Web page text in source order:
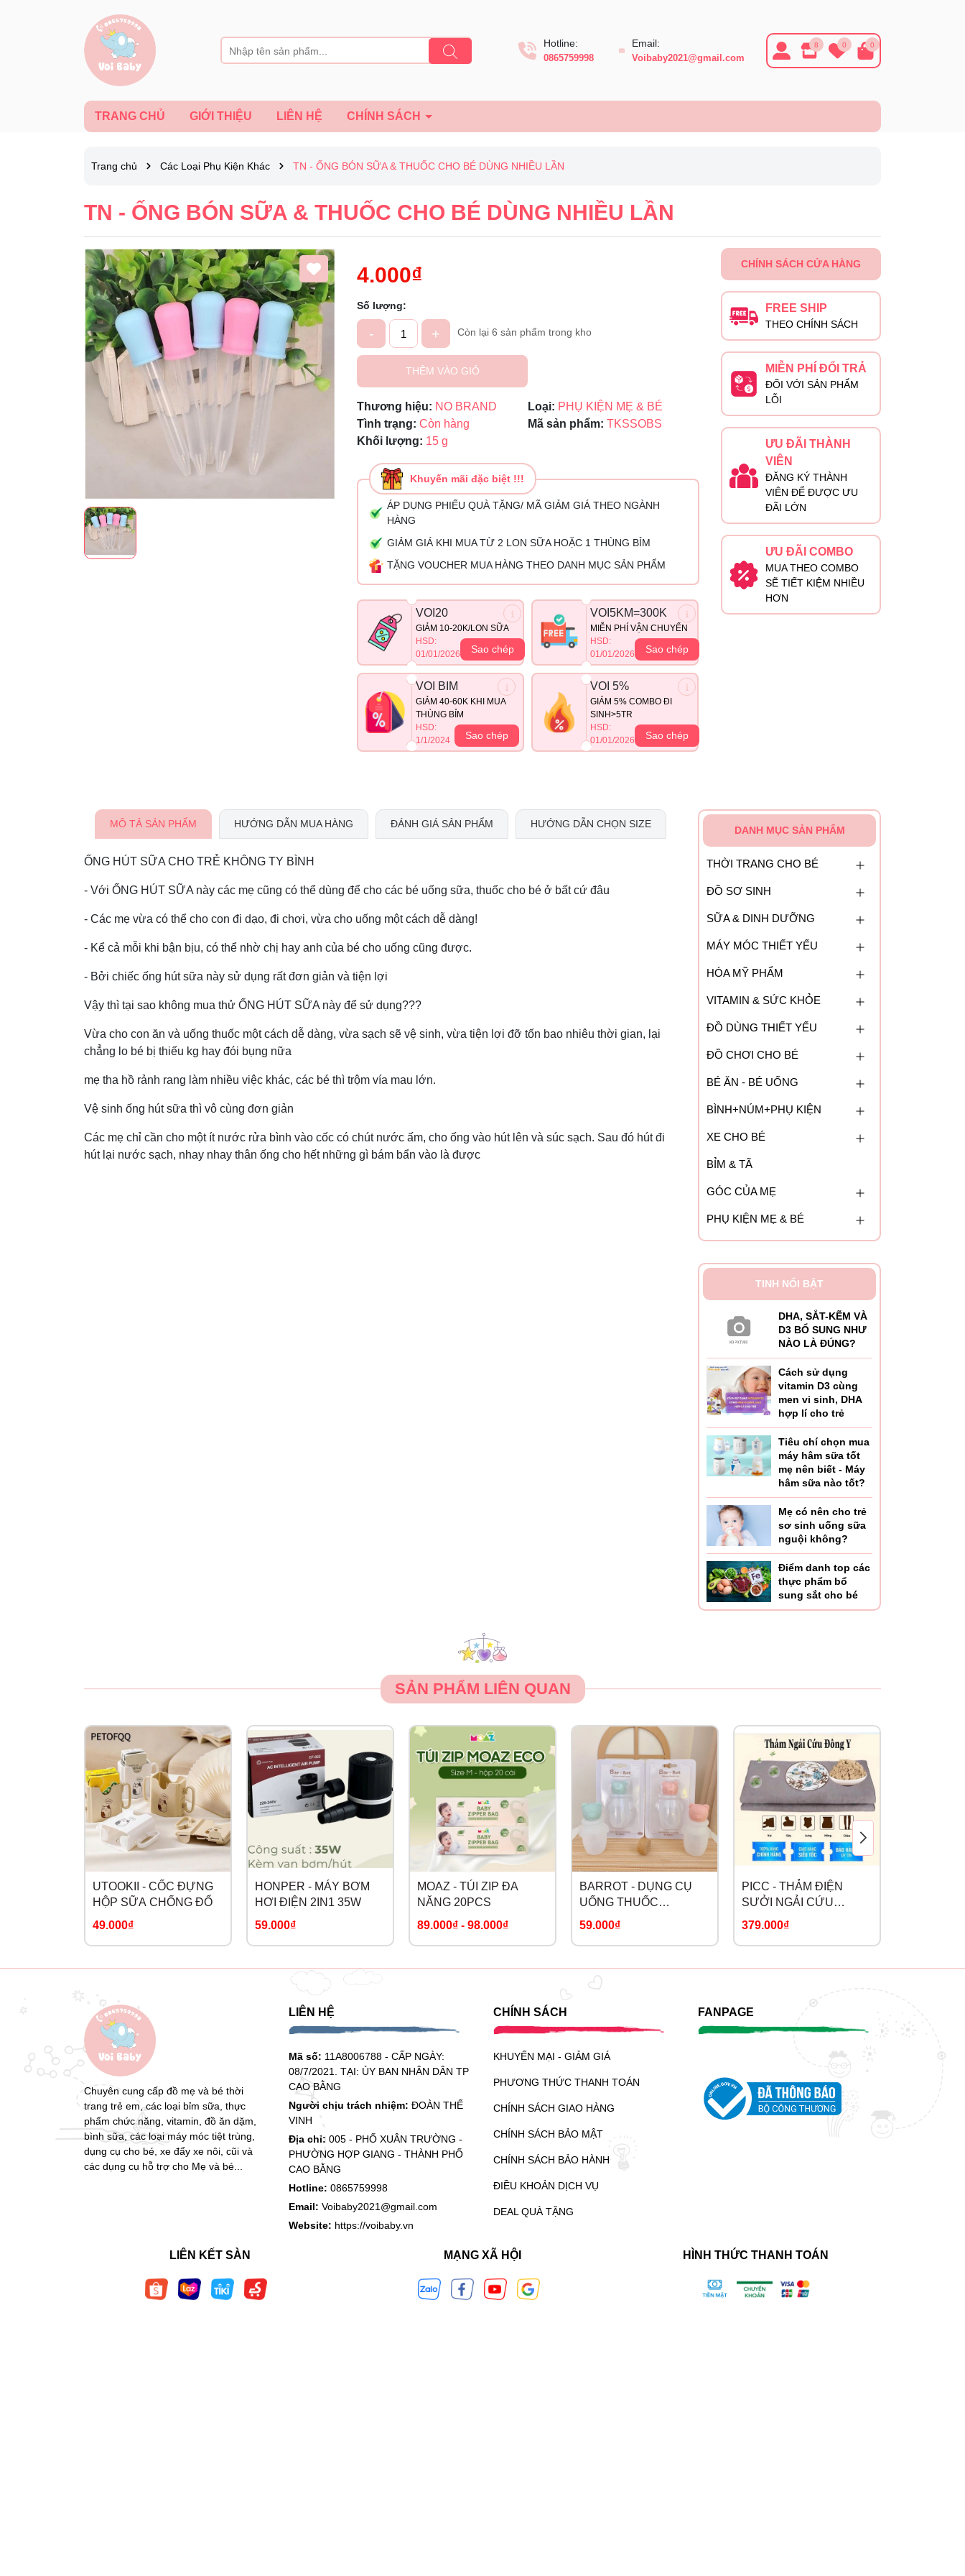
Hotline:
0865759998
Email:
Voibaby2021@gmail.com
8 0 0
TRANG CHỦ GIỚI THIỆU LIÊN HỆ CHÍNH SÁCH
Trang chủ Các Loại Phụ Kiện Khác TN - ỐNG BÓN SỮA & THUỐC CHO BÉ DÙNG NHIỀU LẦN
TN - ỐNG BÓN SỮA & THUỐC CHO BÉ DÙNG NHIỀU LẦN
4.000₫
Số lượng:
- + Còn lại 6 sản phẩm trong kho
THÊM VÀO GIỎ
Thương hiệu: NO BRAND Loại: PHỤ KIỆN MẸ & BÉ
Tình trạng: Còn hàng Mã sản phẩm: TKSSOBS
Khối lượng: 15 g
Khuyến mãi đặc biệt !!!
ÁP DỤNG PHIẾU QUÀ TẶNG/ MÃ GIẢM GIÁ THEO NGÀNH
HÀNG
GIẢM GIÁ KHI MUA TỪ 2 LON SỮA HOẶC 1 THÙNG BỈM
TẶNG VOUCHER MUA HÀNG THEO DANH MỤC SẢN PHẨM
VOI20
GIẢM 10-20K/LON SỮA
HSD:
01/01/2026
Sao chép
VOI5KM=300K
MIỄN PHÍ VẬN CHUYỂN
HSD:
01/01/2026
Sao chép
VOI BIM
GIẢM 40-60K KHI MUA
THÙNG BỈM
HSD:
1/1/2024
Sao chép
VOI 5%
GIẢM 5% COMBO ĐI
SINH>5TR
HSD:
01/01/2026
Sao chép
Ngày hết hạn:
Điều kiện:
CHÍNH SÁCH CỬA HÀNG
FREE SHIP
THEO CHÍNH SÁCH
MIỄN PHÍ ĐỔI TRẢ
ĐỐI VỚI SẢN PHẨM
LỖI
ƯU ĐÃI THÀNH
VIÊN
ĐĂNG KÝ THÀNH
VIÊN ĐỂ ĐƯỢC ƯU
ĐÃI LỚN
ƯU ĐÃI COMBO
MUA THEO COMBO
SẼ TIẾT KIỆM NHIỀU
HƠN
MÔ TẢ SẢN PHẨM HƯỚNG DẪN MUA HÀNG ĐÁNH GIÁ SẢN PHẨM HƯỚNG DẪN CHỌN SIZE
ỐNG HÚT SỮA CHO TRẺ KHÔNG TY BÌNH
- Với ỐNG HÚT SỮA này các mẹ cũng có thể dùng để cho các bé uống sữa, thuốc cho bé ở bất cứ đâu
- Các mẹ vừa có thể cho con đi dạo, đi chơi, vừa cho uống một cách dễ dàng!
- Kể cả mỗi khi bận bịu, có thể nhờ chị hay anh của bé cho uống cũng được.
- Bởi chiếc ống hút sữa này sử dụng rất đơn giản và tiện lợi
Vậy thì tại sao không mua thử ỐNG HÚT SỮA này để sử dụng???
Vừa cho con ăn và uống thuốc một cách dễ dàng, vừa sạch sẽ vệ sinh, vừa tiện lợi đỡ tốn bao nhiêu thời gian, lại
chẳng lo bé bị thiếu kg hay đói bụng nữa
mẹ tha hồ rảnh rang làm nhiều việc khác, các bé thì trộm vía mau lớn.
Vệ sinh ống hút sữa thì vô cùng đơn giản
Các mẹ chỉ cần cho một ít nước rửa bình vào cốc có chút nước ấm, cho ống vào hút lên và súc sạch. Sau đó hút đi
hút lại nước sạch, nhay nhay thân ống cho hết những gì bám bẩn vào là được
DANH MỤC SẢN PHẨM
THỜI TRANG CHO BÉ
ĐỒ SƠ SINH
SỮA & DINH DƯỠNG
MÁY MÓC THIẾT YẾU
HÓA MỸ PHẨM
VITAMIN & SỨC KHỎE
ĐỒ DÙNG THIẾT YẾU
ĐỒ CHƠI CHO BÉ
BÉ ĂN - BÉ UỐNG
BÌNH+NÚM+PHỤ KIỆN
XE CHO BÉ
BỈM & TÃ
GÓC CỦA MẸ
PHỤ KIỆN MẸ & BÉ
TINH NỔI BẬT
DHA, SẮT-KẼM VÀ
D3 BỔ SUNG NHƯ
NÀO LÀ ĐÚNG?
Cách sử dụng
vitamin D3 cùng
men vi sinh, DHA
hợp lí cho trẻ
Tiêu chí chọn mua
máy hâm sữa tốt
mẹ nên biết - Máy
hâm sữa nào tốt?
Mẹ có nên cho trẻ
sơ sinh uống sữa
nguội không?
Điểm danh top các
thực phẩm bổ
sung sắt cho bé
SẢN PHẨM LIÊN QUAN
UTOOKII - CỐC ĐỰNG
HỘP SỮA CHỐNG ĐỔ
49.000₫
HONPER - MÁY BƠM
HƠI ĐIỆN 2IN1 35W
59.000₫
MOAZ - TÚI ZIP ĐA
NĂNG 20PCS
89.000₫ - 98.000₫
BARROT - DỤNG CỤ
UỐNG THUỐC
SILICONE
59.000₫
PICC - THẢM ĐIỆN
SƯỞI NGẢI CỨU
CHÍNH HÃNG CÓ ĐIỀU
379.000₫
Chuyên cung cấp đồ mẹ và bé thời
trang trẻ em, các loại bỉm sữa, thực
phẩm chức năng, vitamin, đồ ăn dặm,
bình sữa, các loại máy móc tiệt trùng,
dụng cụ cho bé, xe đẩy xe nôi, cũi và
các dụng cụ hỗ trợ cho Mẹ và bé...
LIÊN HỆ
Mã số: 11A8006788 - CẤP NGÀY:
08/7/2021. TẠI: ỦY BAN NHÂN DÂN TP
CAO BẰNG
Người chịu trách nhiệm: ĐOÀN THẾ
VINH
Địa chỉ: 005 - PHỐ XUÂN TRƯỜNG -
PHƯỜNG HỢP GIANG - THÀNH PHỐ
CAO BẰNG
Hotline: 0865759998
Email: Voibaby2021@gmail.com
Website: https://voibaby.vn
CHÍNH SÁCH
KHUYẾN MẠI - GIẢM GIÁ
PHƯƠNG THỨC THANH TOÁN
CHÍNH SÁCH GIAO HÀNG
CHÍNH SÁCH BẢO MẬT
CHÍNH SÁCH BẢO HÀNH
ĐIỀU KHOẢN DỊCH VỤ
DEAL QUÀ TẶNG
FANPAGE
LIÊN KẾT SÀN MẠNG XÃ HỘI HÌNH THỨC THANH TOÁN